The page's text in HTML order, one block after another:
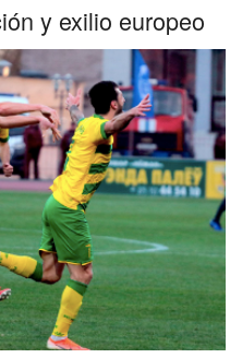
y exilio europeo